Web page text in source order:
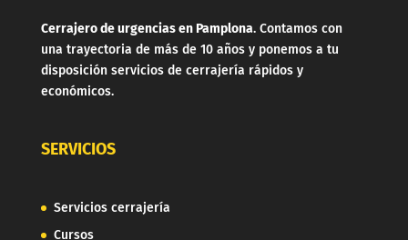
Cerrajero de urgencias en Pamplona. Contamos con
una trayectoria de más de 10 años y ponemos a tu
disposición servicios de cerrajería rápidos y
económicos.
SERVICIOS
Servicios cerrajería
Cursos